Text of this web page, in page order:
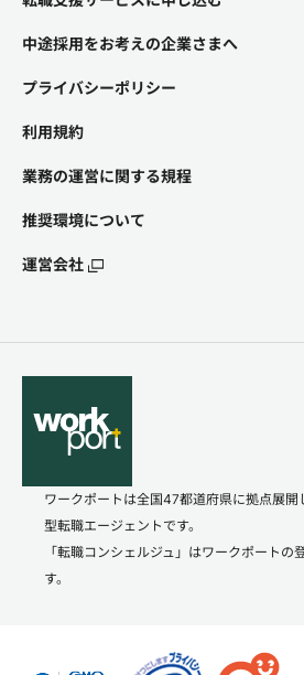
中途採用をお考えの企業さまへ
プライバシーポリシー
利用規約
業務の運営に関する規程
推奨環境について
運営会社
ワークポートは全国47都道府県に拠点展開
型転職エージェントです。
「転職コンシェルジュ」はワークポートの
す。